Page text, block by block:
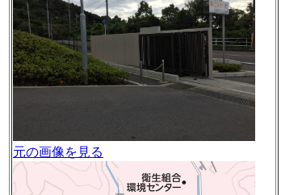
元の画像を見る